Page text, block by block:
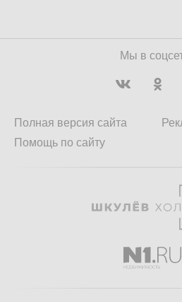
Мы в
Полная версия сайта
Помощь по сайту